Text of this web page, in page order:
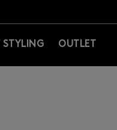
登録を！
登録を！
STYLING OUTLET